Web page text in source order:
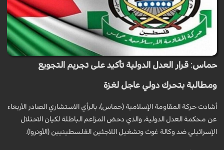
حماس: قرار العدل الدولية تأكيد على تجريم التجويع
ومطالبة بتحرك دولي عاجل لغزة
أشادت حركة المقاومة الإسلامية (حماس)، بالرأي الاستشاري الصادر الأربعاء
عن محكمة العدل الدولية، والذي دحض المزاعم الباطلة لكيان الاحتلال
الإسرائيلي ضد وكالة غوث وتشغيل اللاجئين الفلسطينيين (الأونروا).